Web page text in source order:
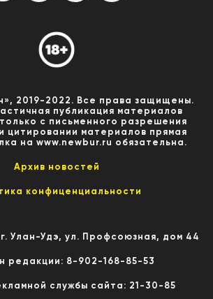
2019-2022. Все права защищены.
публикация материалов
с письменного разрешения
цитировании материалов прямая
на www.newbur.ru обязательна.
Архив новостей
конфиценциальности
Улан-Удэ, ул. Профсоюзная, дом 44
редакции: 8-902-168-85-53
службы сайта: 21-30-85